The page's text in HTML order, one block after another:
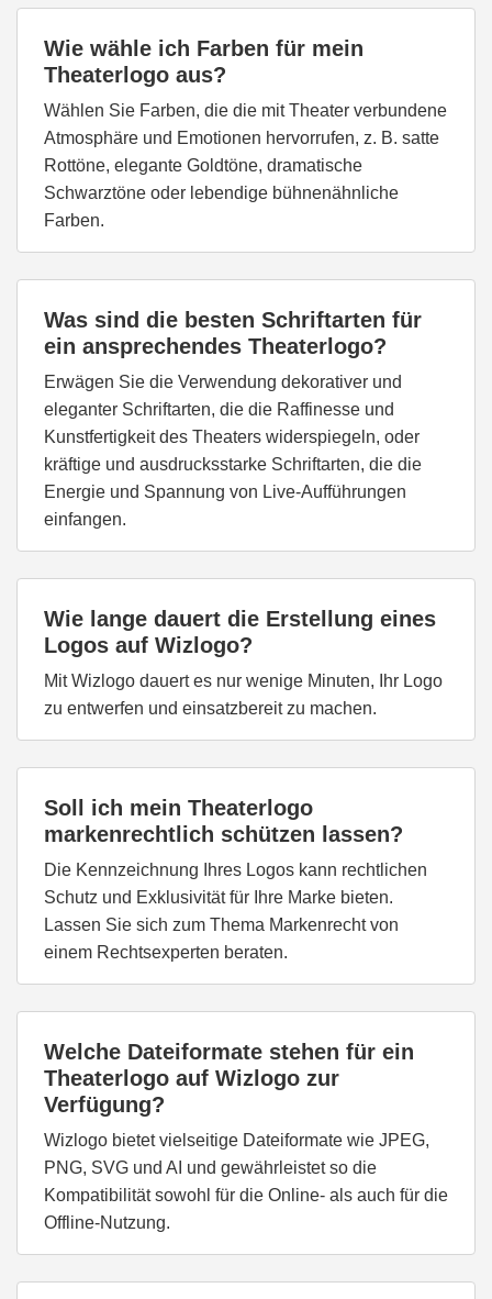
Wie wähle ich Farben für mein
Theaterlogo aus?
Wählen Sie Farben, die die mit Theater verbundene
Atmosphäre und Emotionen hervorrufen, z. B. satte
Rottöne, elegante Goldtöne, dramatische
Schwarztöne oder lebendige bühnenähnliche
Farben.
Was sind die besten Schriftarten für
ein ansprechendes Theaterlogo?
Erwägen Sie die Verwendung dekorativer und
eleganter Schriftarten, die die Raffinesse und
Kunstfertigkeit des Theaters widerspiegeln, oder
kräftige und ausdrucksstarke Schriftarten, die die
Energie und Spannung von Live-Aufführungen
einfangen.
Wie lange dauert die Erstellung eines
Logos auf Wizlogo?
Mit Wizlogo dauert es nur wenige Minuten, Ihr Logo
zu entwerfen und einsatzbereit zu machen.
Soll ich mein Theaterlogo
markenrechtlich schützen lassen?
Die Kennzeichnung Ihres Logos kann rechtlichen
Schutz und Exklusivität für Ihre Marke bieten.
Lassen Sie sich zum Thema Markenrecht von
einem Rechtsexperten beraten.
Welche Dateiformate stehen für ein
Theaterlogo auf Wizlogo zur
Verfügung?
Wizlogo bietet vielseitige Dateiformate wie JPEG,
PNG, SVG und AI und gewährleistet so die
Kompatibilität sowohl für die Online- als auch für die
Offline-Nutzung.